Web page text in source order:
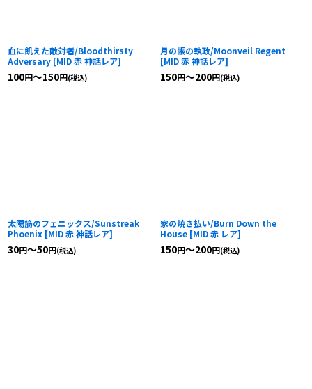
血に飢えた敵対者/Bloodthirsty
Adversary [MID 赤 神話レア]
100円～150円(税込)
月の帳の執政/Moonveil Regent
[MID 赤 神話レア]
150円～200円(税込)
太陽筋のフェニックス/Sunstreak
Phoenix [MID 赤 神話レア]
30円～50円(税込)
家の焼き払い/Burn Down the
House [MID 赤 レア]
150円～200円(税込)